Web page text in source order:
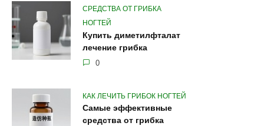
СРЕДСТВА ОТ ГРИБКА
НОГТЕЙ
Купить диметилфталат
лечение грибка
0
КАК ЛЕЧИТЬ ГРИБОК НОГТЕЙ
Самые эффективные
средства от грибка